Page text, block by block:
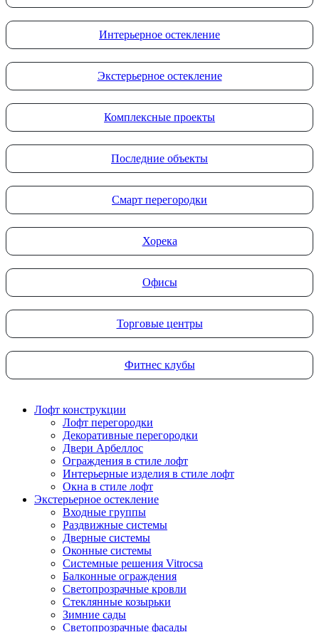
Интерьерное остекление
Экстерьерное остекление
Комплексные проекты
Последние объекты
Смарт перегородки
Хорека
Офисы
Торговые центры
Фитнес клубы
Лофт конструкции
Лофт перегородки
Декоративные перегородки
Двери Арбеллос
Ограждения в стиле лофт
Интерьерные изделия в стиле лофт
Окна в стиле лофт
Экстерьерное остекление
Входные группы
Раздвижные системы
Дверные системы
Оконные системы
Системные решения Vitrocsa
Балконные ограждения
Светопрозрачные кровли
Стеклянные козырьки
Зимние сады
Светопрозрачные фасады